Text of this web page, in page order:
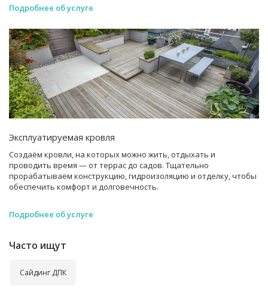
Подробнее об услуге
Эксплуатируемая кровля
Создаём кровли, на которых можно жить, отдыхать и
проводить время — от террас до садов. Тщательно
прорабатываем конструкцию, гидроизоляцию и отделку, чтобы
обеспечить комфорт и долговечность.
Подробнее об услуге
Часто ищут
Сайдинг ДПК